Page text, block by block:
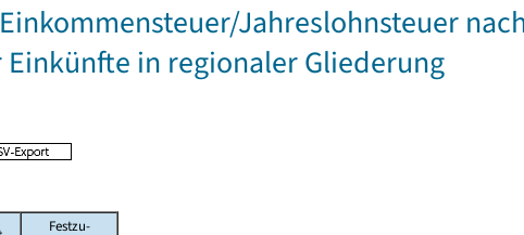
Jahreslohnsteuer
Einkünfte in regionaler Gliederung
Festzu-